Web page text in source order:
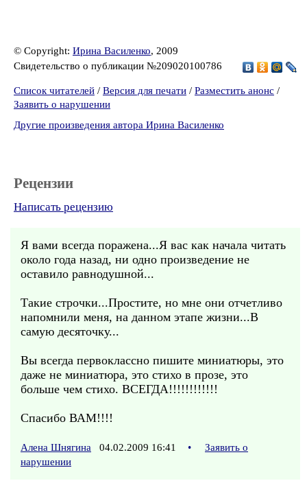
© Copyright: Ирина Василенко, 2009
Свидетельство о публикации №209020100786
Список читателей / Версия для печати / Разместить анонс /
Заявить о нарушении
Другие произведения автора Ирина Василенко
Рецензии
Написать рецензию
Я вами всегда поражена...Я вас как начала читать
около года назад, ни одно произведение не
оставило равнодушной...
Такие строчки...Простите, но мне они отчетливо
напомнили меня, на данном этапе жизни...В
самую десяточку...
Вы всегда первоклассно пишите миниатюры, это
даже не миниатюра, это стихо в прозе, это
больше чем стихо. ВСЕГДА!!!!!!!!!!!!
Спасибо ВАМ!!!!
Алена Шнягина 04.02.2009 16:41 •
Заявить о
нарушении